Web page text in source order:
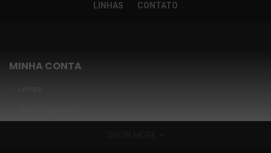
LINHAS CONTATO
MINHA CONTA